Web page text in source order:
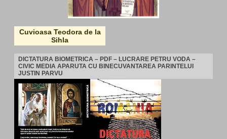
Cuvioasa Teodora de la
Sihla
DICTATURA BIOMETRICA – PDF – LUCRARE PETRU VODA –
CIVIC MEDIA APARUTA CU BINECUVANTAREA PARINTELUI
JUSTIN PARVU